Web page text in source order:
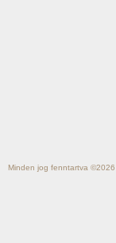
Minden jog fenntartva ©2026